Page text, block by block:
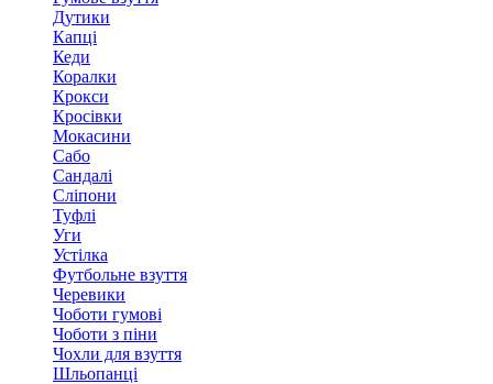
Дутики
Капці
Кеди
Коралки
Крокси
Кросівки
Мокасини
Сабо
Сандалі
Сліпони
Туфлі
Уги
Устілка
Футбольне взуття
Черевики
Чоботи гумові
Чоботи з піни
Чохли для взуття
Шльопанці